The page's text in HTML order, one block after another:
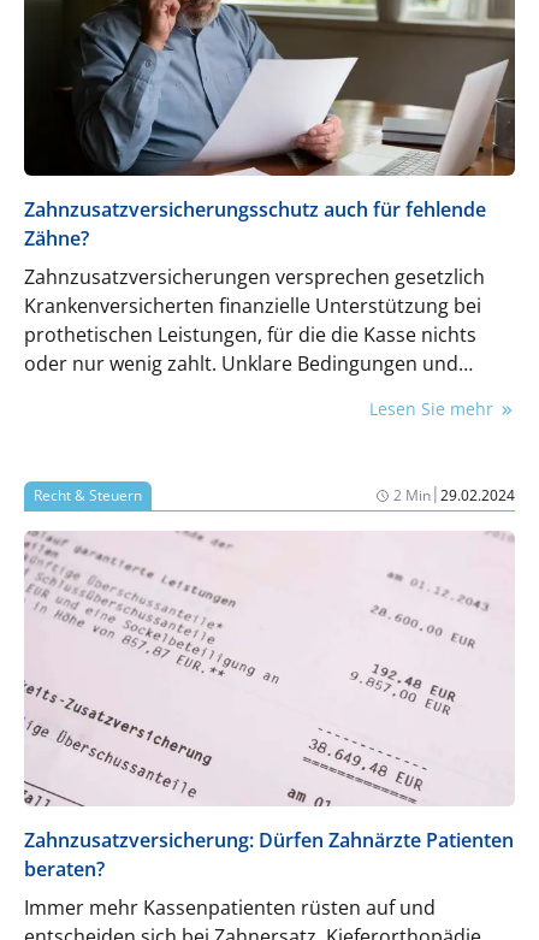
Zahnzusatzversicherungsschutz auch für fehlende
Zähne?
Zahnzusatzversicherungen versprechen gesetzlich
Krankenversicherten finanzielle Unterstützung bei
prothetischen Leistungen, für die die Kasse nichts
oder nur wenig zahlt. Unklare Bedingungen und
Ärgernis – auch für den behandelnden Zahnarzt.
Lesen Sie mehr
Recht & Steuern 2 Min|29.02.2024
Zahnzusatzversicherung: Dürfen Zahnärzte Patienten
beraten?
Immer mehr Kassenpatienten rüsten auf und